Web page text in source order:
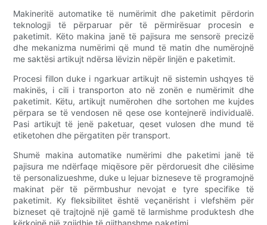
Makineritë automatike të numërimit dhe paketimit përdorin
teknologji të përparuar për të përmirësuar procesin e
paketimit. Këto makina janë të pajisura me sensorë precizë
dhe mekanizma numërimi që mund të matin dhe numërojnë
me saktësi artikujt ndërsa lëvizin nëpër linjën e paketimit.
Procesi fillon duke i ngarkuar artikujt në sistemin ushqyes të
makinës, i cili i transporton ato në zonën e numërimit dhe
paketimit. Këtu, artikujt numërohen dhe sortohen me kujdes
përpara se të vendosen në qese ose kontejnerë individualë.
Pasi artikujt të jenë paketuar, qeset vulosen dhe mund të
etiketohen dhe përgatiten për transport.
Shumë makina automatike numërimi dhe paketimi janë të
pajisura me ndërfaqe miqësore për përdoruesit dhe cilësime
të personalizueshme, duke u lejuar bizneseve të programojnë
makinat për të përmbushur nevojat e tyre specifike të
paketimit. Ky fleksibilitet është veçanërisht i vlefshëm për
bizneset që trajtojnë një gamë të larmishme produktesh dhe